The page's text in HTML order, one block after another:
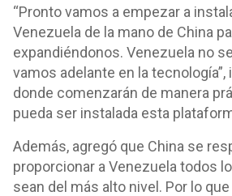
“Pronto vamos a empezar a
Venezuela de la mano de China
expandiéndonos. Venezuela no
vamos adelante en la tecnología”,
donde comenzarán de manera
pueda ser instalada esta
Además, agregó que China se
proporcionar a Venezuela todos
sean del más alto nivel. Por lo